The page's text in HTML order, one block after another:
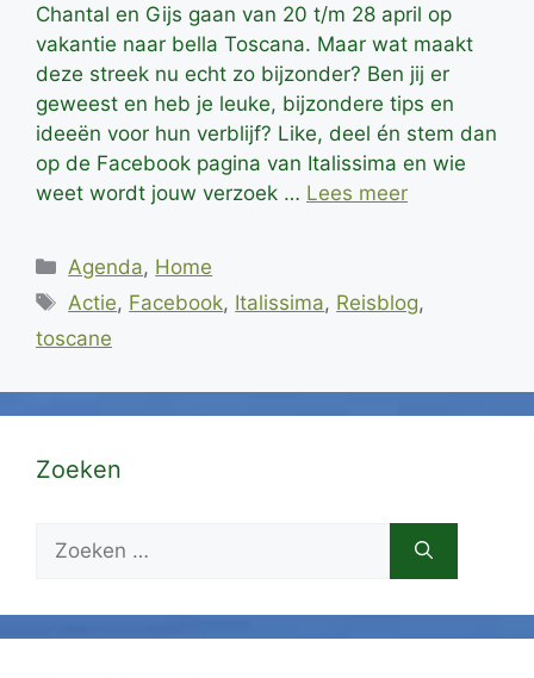
Chantal en Gijs gaan van 20 t/m 28 april op
vakantie naar bella Toscana. Maar wat maakt
deze streek nu echt zo bijzonder? Ben jij er
geweest en heb je leuke, bijzondere tips en
ideeën voor hun verblijf? Like, deel én stem dan
op de Facebook pagina van Italissima en wie
weet wordt jouw verzoek … Lees meer
Categorieën
Agenda, Home
Tags
Actie, Facebook, Italissima, Reisblog,
toscane
Zoeken
naar: